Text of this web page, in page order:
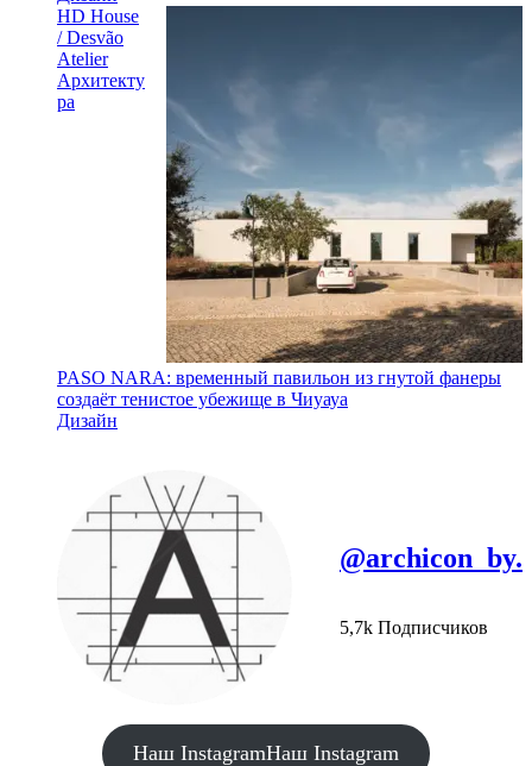
HD House
/ Desvão
Atelier
Архитекту
ра
PASO NARA: временный павильон из гнутой фанеры
создаёт тенистое убежище в Чиуауа
Дизайн
@archicon_by.
5,7k Подписчиков
Наш InstagramНаш Instagram